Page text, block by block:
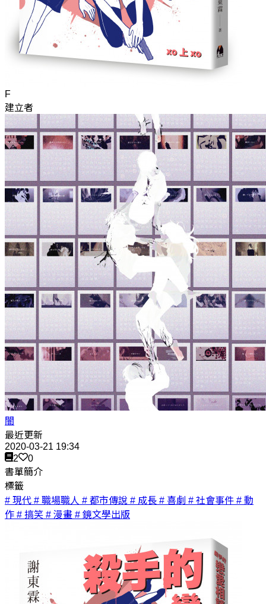
F
建立者
闇
最近更新
2020-03-21 19:34
2
0
書單簡介
標籤
# 現代 # 職場職人 # 都市傳說 # 成長 # 喜劇 # 社會事件 # 動
作 # 搞笑 # 漫畫 # 鏡文學出版